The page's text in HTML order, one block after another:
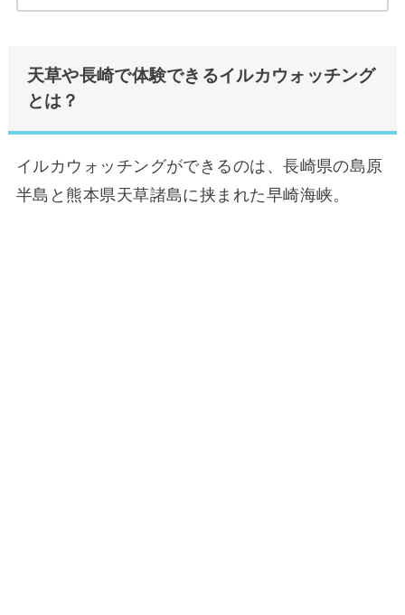
天草や長崎で体験できるイルカウォッチング
とは？
イルカウォッチングができるのは、長崎県の島原
半島と熊本県天草諸島に挟まれた早崎海峡。